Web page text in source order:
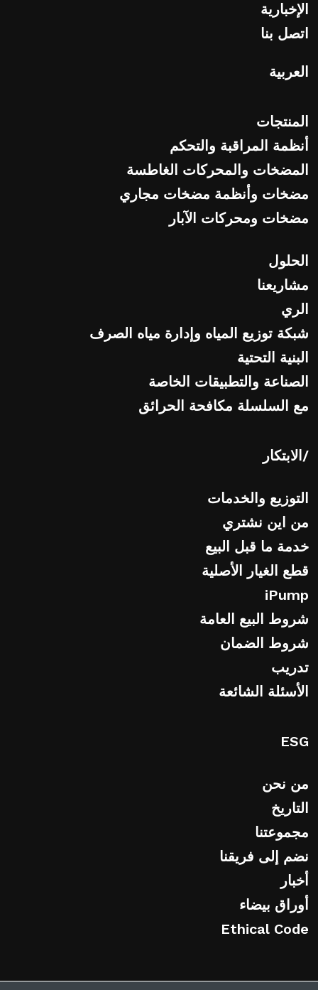
الإخبارية
اتصل بنا
العربية
المنتجات
أنظمة المراقبة والتحكم
المضخات والمحركات الغاطسة
مضخات وأنظمة مضخات مجاري
مضخات ومحركات الآبار
الحلول
مشاريعنا
الري
شبكة توزيع المياه وإدارة مياه الصرف
البنية التحتية
الصناعة والتطبيقات الخاصة
مع السلسلة مكافحة الحرائق
/الابتكار
التوزيع والخدمات
من اين نشتري
خدمة ما قبل البيع
قطع الغيار الأصلية
iPump
شروط البيع العامة
شروط الضمان
تدريب
الأسئلة الشائعة
ESG
من نحن
التاريخ
مجموعتنا
نضم إلى فريقنا
أخبار
أوراق بيضاء
Ethical Code